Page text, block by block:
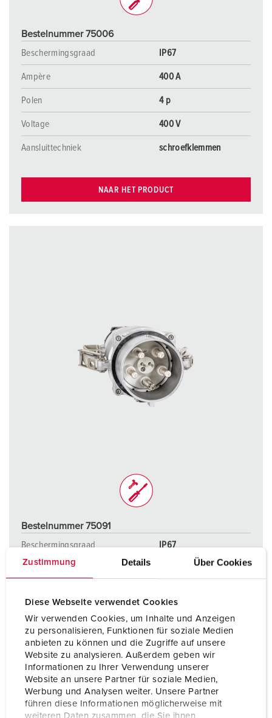
Zustimmung Details Über Cookies
Diese Webseite verwendet Cookies
Wir verwenden Cookies, um Inhalte und Anzeigen
zu personalisieren, Funktionen für soziale Medien
anbieten zu können und die Zugriffe auf unsere
Website zu analysieren. Außerdem geben wir
Informationen zu Ihrer Verwendung unserer
Website an unsere Partner für soziale Medien,
Werbung und Analysen weiter. Unsere Partner
führen diese Informationen möglicherweise mit
weiteren Daten zusammen, die Sie ihnen
Bestelnummer 75006
Beschermingsgraad
IP67
Ampère 400 A
Polen 4 p
Voltage 400 V
Aansluittechniek schroefklemmen
NAAR HET PRODUCT
Bestelnummer 75091
Beschermingsgraad
IP67
Voltage 400 V
Aansluittechniek schroefklemmen
NAAR HET PRODUCT